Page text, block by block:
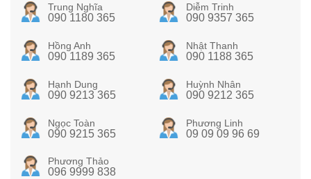
Trung Nghĩa
090 1180 365
Diễm Trinh
090 9357 365
Hồng Anh
090 1189 365
Nhật Thanh
090 1188 365
Hạnh Dung
090 9213 365
Huỳnh Nhân
090 9212 365
Ngọc Toàn
090 9215 365
Phương Linh
09 09 09 96 69
Phương Thảo
096 9999 838